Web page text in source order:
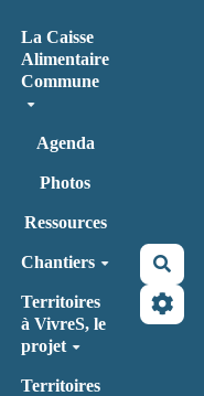
La Caisse
Alimentaire
Commune
Agenda
Photos
Ressources
Chantiers
Territoires
à VivreS, le
projet
Territoires